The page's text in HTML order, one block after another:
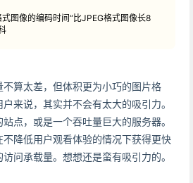
图像的编码时间“比JPEG格式图像长8
算太差，但体积更为小巧的图片格
来说，其实并不会有太大的吸引力。
点，或是一个吞吐量巨大的服务器。
降低用户观看体验的情况下获得更快
问承载量。想想还是蛮有吸引力的。